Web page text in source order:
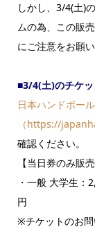
しかし、3/4(土)
ムの為、この販
にご注意をお願
■3/4(土)のチケ
日本ハンドボー
（https://
確認ください。
【当日券のみ販
・一般 大学生
円
※チケットのお